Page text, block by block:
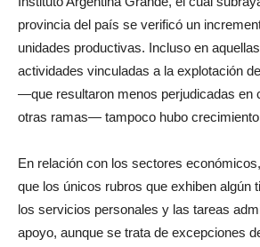
provincia del país se verificó un
unidades productivas. Incluso en
actividades vinculadas a la explotación
—que resultaron menos perjudicadas en
otras ramas— tampoco hubo
En relación con los sectores
que los únicos rubros que exhiben algún
los servicios personales y las tareas
apoyo, aunque se trata de excepciones